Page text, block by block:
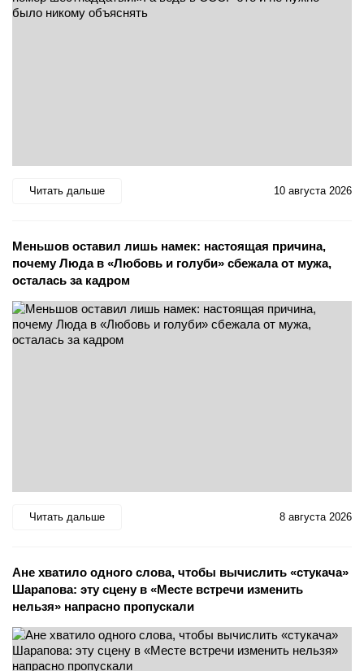
Читать дальше 10 августа 2026
Меньшов оставил лишь намек: настоящая причина,
почему Люда в «Любовь и голуби» сбежала от мужа,
осталась за кадром
Читать дальше 8 августа 2026
Ане хватило одного слова, чтобы вычислить «стукача»
Шарапова: эту сцену в «Месте встречи изменить
нельзя» напрасно пропускали